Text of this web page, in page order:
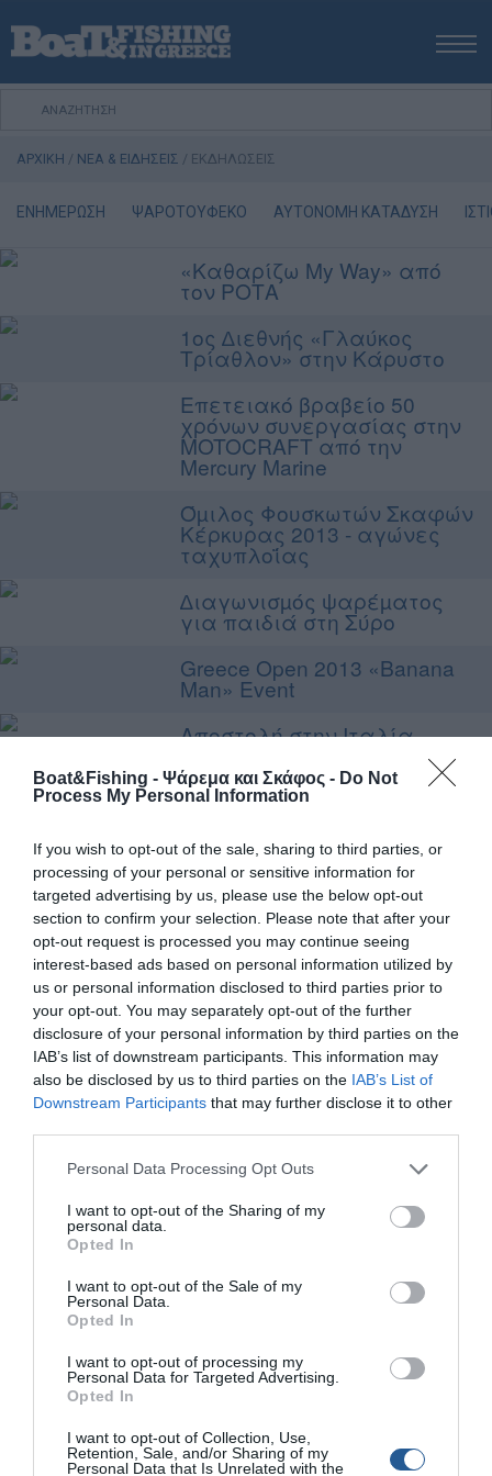
Boat&Fishing - Ψάρεμα και Σκάφος - Do Not
Process My Personal Information
If you wish to opt-out of the sale, sharing to third parties, or
processing of your personal or sensitive information for
targeted advertising by us, please use the below opt-out
section to confirm your selection. Please note that after your
opt-out request is processed you may continue seeing
interest-based ads based on personal information utilized by
us or personal information disclosed to third parties prior to
your opt-out. You may separately opt-out of the further
disclosure of your personal information by third parties on the
IAB’s list of downstream participants. This information may
also be disclosed by us to third parties on the IAB’s List of
Downstream Participants that may further disclose it to other
Personal Data Processing Opt Outs
I want to opt-out of the Sharing of my
personal data.
Opted In
I want to opt-out of the Sale of my
Personal Data.
Opted In
I want to opt-out of processing my
Personal Data for Targeted Advertising.
Opted In
I want to opt-out of Collection, Use,
Retention, Sale, and/or Sharing of my
Personal Data that Is Unrelated with the
ΑΡΧΙΚΗ
ΕΚΔΟΣΕΙΣ
ΨΑΡΕΜΑ ΑΠΟ ΑΚΤΗ
ΨΑΡΟΤΟΥΦΕΚΟ
VIDEO
ΘΕΣΣΑΛΟΝΙΚΗ BOAT & FISHING SHOW 2025
BOAT & FISHING SHOW 2025
ΑΡΧΙΚΗ / ΝΕΑ & ΕΙΔΗΣΕΙΣ / ΕΚΔΗΛΩΣΕΙΣ
ΕΝΗΜΕΡΩΣΗ ΨΑΡΟΤΟΥΦΕΚΟ ΑΥΤΟΝΟΜΗ ΚΑΤΑΔΥΣΗ
«Καθαρίζω My Way» από
τον ΡΟΤΑ
1ος ∆ιεθνής «Γλαύκος
Τρίαθλον» στην Κάρυστο
Επετειακό βραβείο 50
χρόνων συνεργασίας στην
MOTOCRAFT από την
Mercury Marine
Όµιλος Φουσκωτών Σκαφών
Κέρκυρας 2013 - αγώνες
ταχυπλοΐας
∆ιαγωνισµός ψαρέµατος
για παιδιά στη Σύρο
Greece Open 2013 «Banana
Man» Event
Αποστολή στην Ιταλία,
Varazze Yamaha Press 2013
Πανελλήνιο Πρωτάθληµα
Ρόδου
Beach party για τα
γενέθλια του Ο.Φ.Τ.Σ.Σ.
Πανελλήνιο πρωτάθληµα
αλιείας από σκάφος 2013
Ηµερίδα ψαρέµατος από
σκάφος στο Εν Πλω
Καλαϊτζή
∆ιαγωνισµός καθετής 2013
από το ΜΟΦΣ
Σεµινάριο Εκµάθησης
Βυθόµετρου
Σεµινάρια Lowrance στην
Καθαρισµός παραλιών
Ηµερίδα Ψαρέµατος στην
Αιδηψό